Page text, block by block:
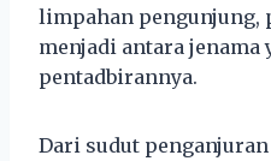
limpahan pengunjung,
menjadi antara
pentadbirannya.
Dari sudut